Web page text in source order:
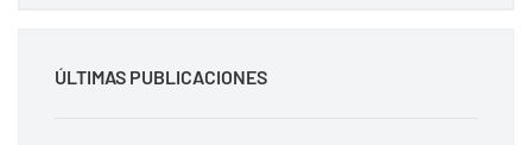
ÚLTIMAS PUBLICACIONES